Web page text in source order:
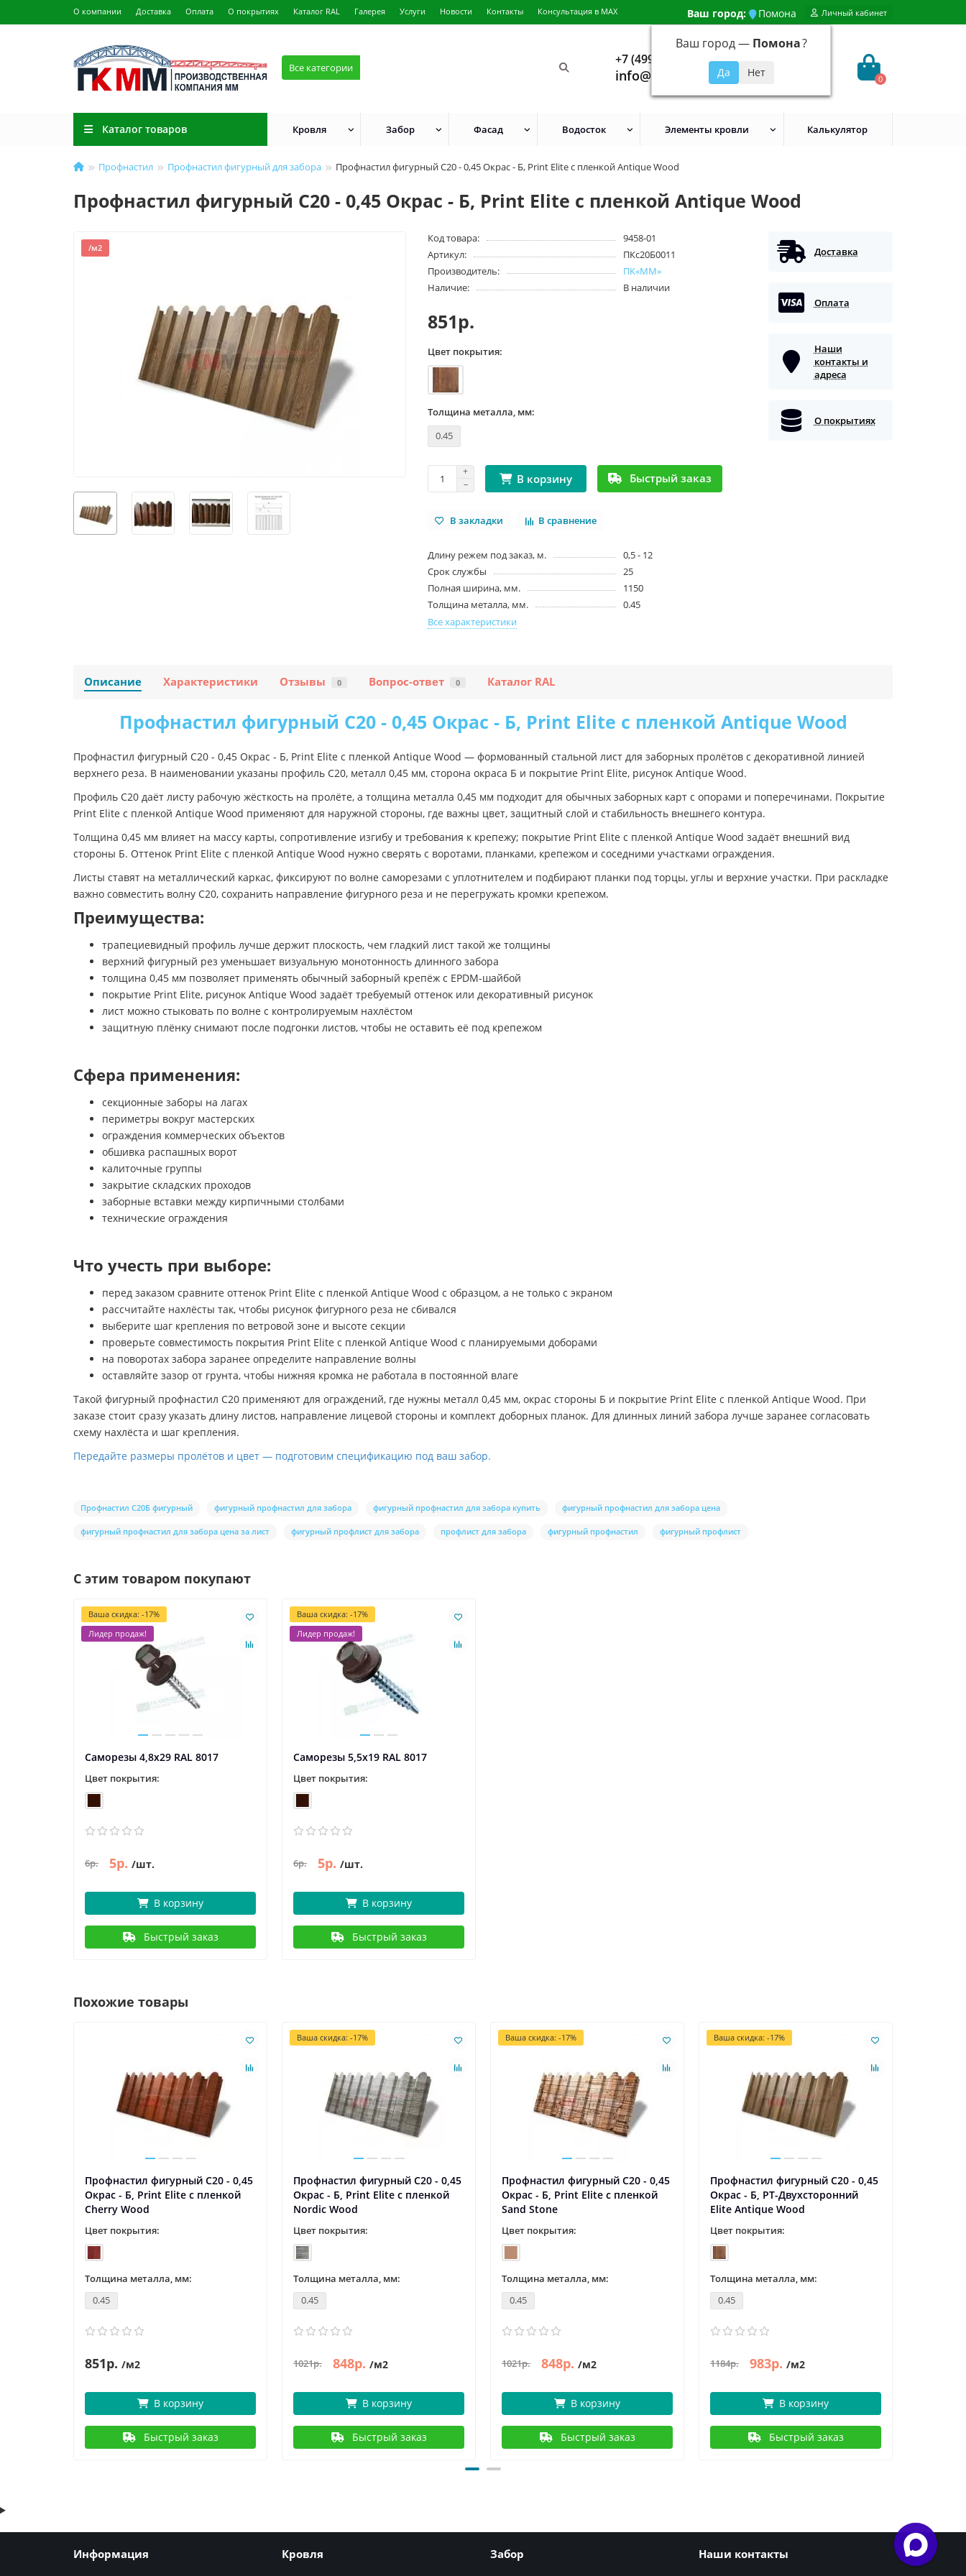
О компании Доставка Оплата О покрытиях Каталог RAL Галерея Услуги Новости Контакты Консультация в MAX Ваш город: Помона
Ваш город — Помона?
Личный кабинет
Все категории
+7 (499) 648-92-94
info@evroshtaketnikmoskva.ru 0
Каталог товаров Кровля Забор Фасад Водосток Элементы кровли Калькулятор
Профнастил Профнастил фигурный для забора Профнастил фигурный С20 - 0,45 Окрас - Б, Print Elite с пленкой Antique Wood
Профнастил фигурный С20 - 0,45 Окрас - Б, Print Elite с пленкой Antique Wood
/м2
Код товара:
9458-01
Артикул:
ПКс20Б0011
Производитель:
ПК«ММ»
Наличие:
В наличии
851р.
Цвет покрытия:
Толщина металла, мм:
0.45
В корзину Быстрый заказ
В закладки В сравнение
Длину режем под заказ, м.
0,5 - 12
Срок службы
25
Полная ширина, мм.
1150
Толщина металла, мм.
0.45
Все характеристики
Доставка
Оплата
Наши
контакты и
адреса
О покрытиях
Описание Характеристики Отзывы 0 Вопрос-ответ 0 Каталог RAL
Профнастил фигурный С20 - 0,45 Окрас - Б, Print Elite с пленкой Antique Wood
Профнастил фигурный С20 - 0,45 Окрас - Б, Print Elite с пленкой Antique Wood — формованный стальной лист для заборных пролётов с декоративной линией
верхнего реза. В наименовании указаны профиль С20, металл 0,45 мм, сторона окраса Б и покрытие Print Elite, рисунок Antique Wood.
Профиль С20 даёт листу рабочую жёсткость на пролёте, а толщина металла 0,45 мм подходит для обычных заборных карт с опорами и поперечинами. Покрытие
Print Elite с пленкой Antique Wood применяют для наружной стороны, где важны цвет, защитный слой и стабильность внешнего контура.
Толщина 0,45 мм влияет на массу карты, сопротивление изгибу и требования к крепежу; покрытие Print Elite с пленкой Antique Wood задаёт внешний вид
стороны Б. Оттенок Print Elite с пленкой Antique Wood нужно сверять с воротами, планками, крепежом и соседними участками ограждения.
Листы ставят на металлический каркас, фиксируют по волне саморезами с уплотнителем и подбирают планки под торцы, углы и верхние участки. При раскладке
важно совместить волну С20, сохранить направление фигурного реза и не перегружать кромки крепежом.
Преимущества:
трапециевидный профиль лучше держит плоскость, чем гладкий лист такой же толщины
верхний фигурный рез уменьшает визуальную монотонность длинного забора
толщина 0,45 мм позволяет применять обычный заборный крепёж с EPDM-шайбой
покрытие Print Elite, рисунок Antique Wood задаёт требуемый оттенок или декоративный рисунок
лист можно стыковать по волне с контролируемым нахлёстом
защитную плёнку снимают после подгонки листов, чтобы не оставить её под крепежом
Сфера применения:
секционные заборы на лагах
периметры вокруг мастерских
ограждения коммерческих объектов
обшивка распашных ворот
калиточные группы
закрытие складских проходов
заборные вставки между кирпичными столбами
технические ограждения
Что учесть при выборе:
перед заказом сравните оттенок Print Elite с пленкой Antique Wood с образцом, а не только с экраном
рассчитайте нахлёсты так, чтобы рисунок фигурного реза не сбивался
выберите шаг крепления по ветровой зоне и высоте секции
проверьте совместимость покрытия Print Elite с пленкой Antique Wood с планируемыми доборами
на поворотах забора заранее определите направление волны
оставляйте зазор от грунта, чтобы нижняя кромка не работала в постоянной влаге
Такой фигурный профнастил С20 применяют для ограждений, где нужны металл 0,45 мм, окрас стороны Б и покрытие Print Elite с пленкой Antique Wood. При
заказе стоит сразу указать длину листов, направление лицевой стороны и комплект доборных планок. Для длинных линий забора лучше заранее согласовать
схему нахлёста и шаг крепления.
Передайте размеры пролётов и цвет — подготовим спецификацию под ваш забор.
Профнастил С20Б фигурный фигурный профнастил для забора фигурный профнастил для забора купить фигурный профнастил для забора цена
фигурный профнастил для забора цена за лист фигурный профлист для забора профлист для забора фигурный профнастил фигурный профлист
С этим товаром покупают
Ваша скидка: -17%
Лидер продаж!
Саморезы 4,8х29 RAL 8017
Цвет покрытия:
6р. 5р. /шт.
В корзину
Быстрый заказ
Ваша скидка: -17%
Лидер продаж!
Саморезы 5,5х19 RAL 8017
Цвет покрытия:
6р. 5р. /шт.
В корзину
Быстрый заказ
Похожие товары
Профнастил фигурный С20 - 0,45
Окрас - Б, Print Elite с пленкой
Cherry Wood
Цвет покрытия:
Толщина металла, мм:
0.45
851р. /м2
В корзину
Быстрый заказ
Ваша скидка: -17%
Профнастил фигурный С20 - 0,45
Окрас - Б, Print Elite с пленкой
Nordic Wood
Цвет покрытия:
Толщина металла, мм:
0.45
1021р. 848р. /м2
В корзину
Быстрый заказ
Ваша скидка: -17%
Профнастил фигурный С20 - 0,45
Окрас - Б, Print Elite с пленкой
Sand Stone
Цвет покрытия:
Толщина металла, мм:
0.45
1021р. 848р. /м2
В корзину
Быстрый заказ
Ваша скидка: -17%
Профнастил фигурный С20 - 0,45
Окрас - Б, PT-Двухсторонний
Elite Antique Wood
Цвет покрытия:
Толщина металла, мм:
0.45
1184р. 983р. /м2
В корзину
Быстрый заказ
Информация Кровля Забор Наши контакты